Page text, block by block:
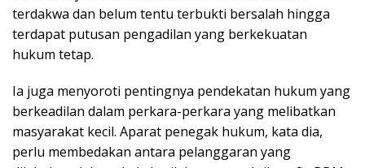
terdakwa dan belum tentu terbukti bersalah hingga
terdapat putusan pengadilan yang berkekuatan
hukum tetap.
Ia juga menyoroti pentingnya pendekatan hukum yang
berkeadilan dalam perkara-perkara yang melibatkan
masyarakat kecil. Aparat penegak hukum, kata dia,
perlu membedakan antara pelanggaran yang